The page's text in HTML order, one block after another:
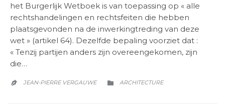
het Burgerlijk Wetboek is van toepassing op « alle
rechtshandelingen en rechtsfeiten die hebben
plaatsgevonden na de inwerkingtreding van deze
wet » (artikel 64). Dezelfde bepaling voorziet dat :
« Tenzij partijen anders zijn overeengekomen, zijn
die…
 JEAN-PIERRE VERGAUWE  CATEGORY
ARCHITECTURE